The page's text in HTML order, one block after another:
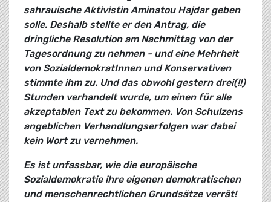
sahrauische Aktivistin Aminatou Hajdar geben
solle. Deshalb stellte er den Antrag, die
dringliche Resolution am Nachmittag von der
Tagesordnung zu nehmen - und eine Mehrheit
von SozialdemokratInnen und Konservativen
stimmte ihm zu. Und das obwohl gestern drei(!!)
Stunden verhandelt wurde, um einen für alle
akzeptablen Text zu bekommen. Von Schulzens
angeblichen Verhandlungserfolgen war dabei
kein Wort zu vernehmen.
Es ist unfassbar, wie die europäische
Sozialdemokratie ihre eigenen demokratischen
und menschenrechtlichen Grundsätze verrät!